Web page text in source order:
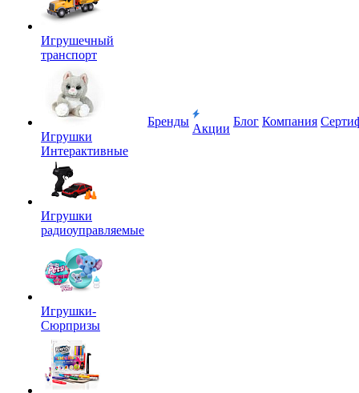
Игрушечный
транспорт
Игрушки
Интерактивные
Игрушки
радиоуправляемые
Игрушки-
Сюрпризы
Бренды
Акции
Блог Компания